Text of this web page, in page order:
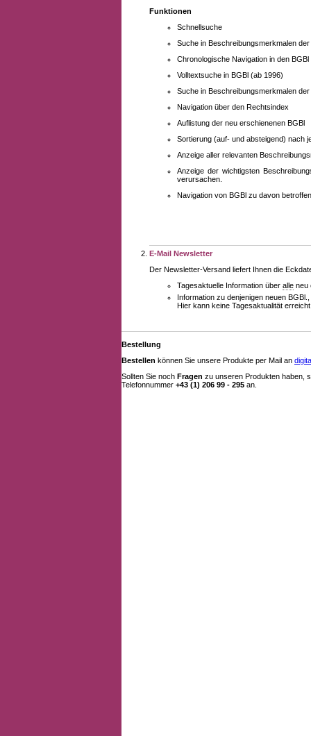
Funktionen
Schnellsuche
Suche in Beschreibungsmerkmalen
Chronologische Navigation in den BGBl
Volltextsuche in BGBl (ab 1996)
Suche in Beschreibungsmerkmalen
Navigation über den Rechtsindex
Auflistung der neu erschienenen BGBl
Sortierung (auf- und absteigend) nach
Anzeige aller relevanten
Anzeige der wichtigsten
verursachen.
Navigation von BGBl zu davon
E-Mail Newsletter
Der Newsletter-Versand liefert Ihnen die
Tagesaktuelle Information über alle neu
Information zu denjenigen neuen
Hier kann keine Tagesaktualität
Bestellung
Bestellen können Sie unsere Produkte per Mail an
Sollten Sie noch Fragen zu unseren Produkten haben,
Telefonnummer +43 (1) 206 99 - 295 an.